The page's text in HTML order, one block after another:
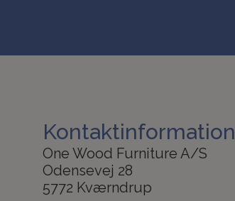
Kontaktinformation
One Wood Furniture A/S
Odensevej 28
5772 Kværndrup